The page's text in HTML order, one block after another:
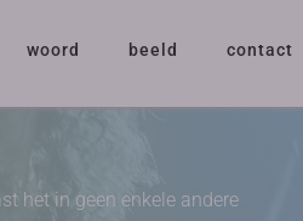
woord beeld contact
het in geen enkele andere